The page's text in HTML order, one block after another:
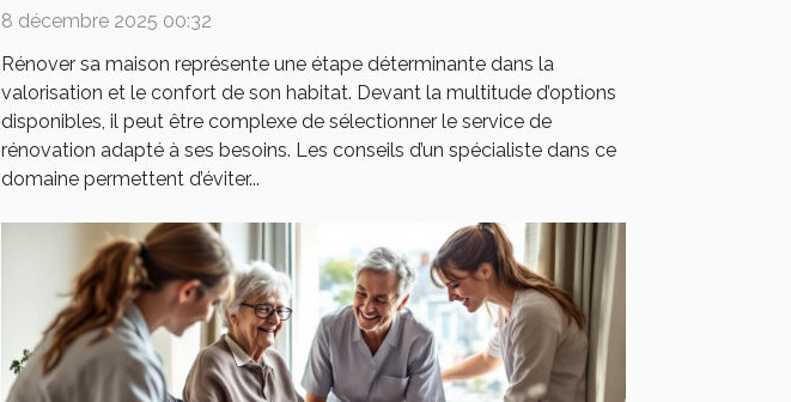
8 décembre 2025 00:32
Rénover sa maison représente une étape déterminante dans la
valorisation et le confort de son habitat. Devant la multitude d’options
disponibles, il peut être complexe de sélectionner le service de
rénovation adapté à ses besoins. Les conseils d’un spécialiste dans ce
domaine permettent d’éviter...